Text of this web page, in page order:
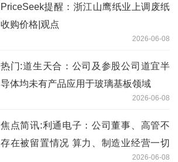
PriceSeek提醒：浙江山鹰纸业上调废纸
收购价格|观点
2026-06-08
热门:道生天合：公司及参股公司道宜半
导体均未有产品应用于玻璃基板领域
2026-06-08
焦点简讯:利通电子：公司董事、高管不
存在被留置情况 算力、制造业经营一切
2026-06-08